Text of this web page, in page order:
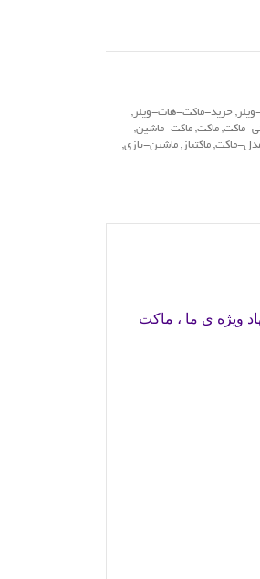
,خرید-ماکت-هات-ویلز,
ماکت,ماکت,ماکت-ماشین,
ماکت,ماکتباز,ماشین-بازی,
ویژه ی ما ، ماکت